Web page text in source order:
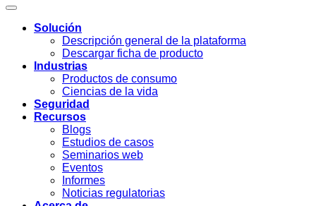
Solución
Descripción general de la plataforma
Descargar ficha de producto
Industrias
Productos de consumo
Ciencias de la vida
Seguridad
Recursos
Blogs
Estudios de casos
Seminarios web
Eventos
Informes
Noticias regulatorias